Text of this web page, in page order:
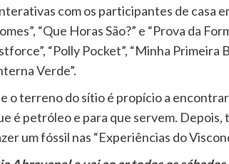
com os participantes de casa
“Que Horas São?” e “Prova da
“Polly Pocket”, “Minha Primeira
Verde”.
o terreno do sítio é propício a
é petróleo e para que servem.
um fóssil nas “Experiências do